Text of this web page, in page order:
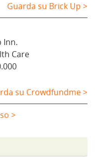
Guarda su Brick Up >
Inn.
Care
su Crowdfundme >
>